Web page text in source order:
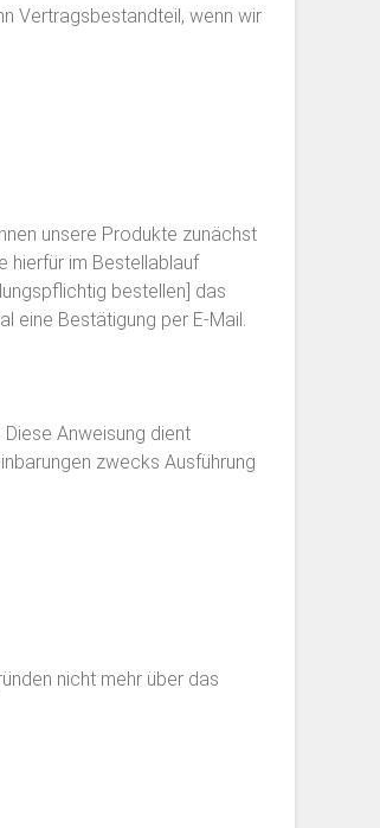
Vertragsbestandteil, wenn wir
unsere Produkte zunächst
hierfür im Bestellablauf
bestellen] das
eine Bestätigung per E-Mail.
Anweisung dient
zwecks Ausführung
nicht mehr über das